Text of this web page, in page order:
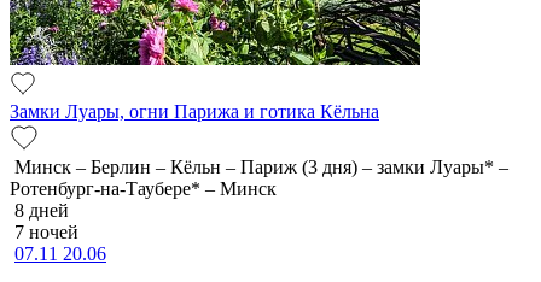
Замки Луары, огни Парижа и готика Кёльна
Минск – Берлин – Кёльн – Париж (3 дня) – замки Луары* –
Ротенбург-на-Таубере* – Минск
8 дней
7 ночей
07.11 20.06